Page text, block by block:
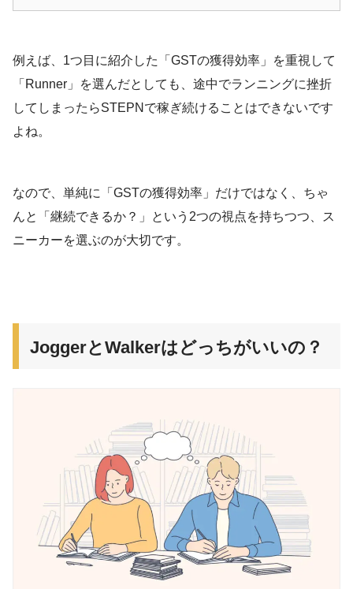
例えば、1つ目に紹介した「GSTの獲得効率」を重視して
「Runner」を選んだとしても、途中でランニングに挫折
してしまったらSTEPNで稼ぎ続けることはできないです
よね。
なので、単純に「GSTの獲得効率」だけではなく、ちゃ
んと「継続できるか？」という2つの視点を持ちつつ、ス
ニーカーを選ぶのが大切です。
JoggerとWalkerはどっちがいいの？